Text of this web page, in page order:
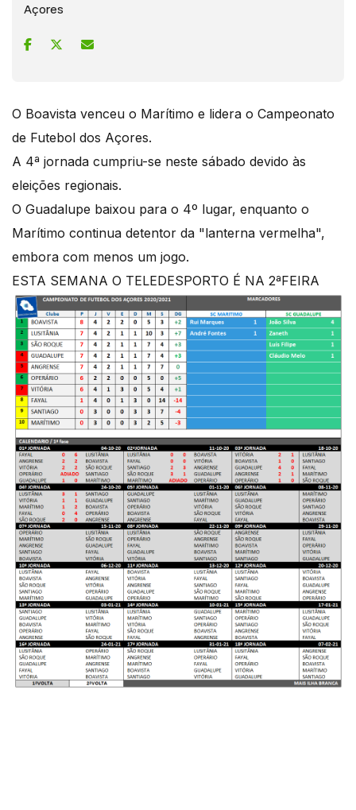
Açores
O Boavista venceu o Marítimo e lidera o Campeonato
de Futebol dos Açores.
A 4ª jornada cumpriu-se neste sábado devido às
eleições regionais.
O Guadalupe baixou para o 4º lugar, enquanto o
Marítimo continua detentor da "lanterna vermelha",
embora com menos um jogo.
ESTA SEMANA O TELEDESPORTO É NA 2ªFEIRA